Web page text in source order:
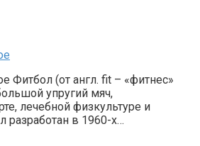
Фитбол (от англ. fit – «фитнес»
упругий мяч,
лечебной физкультуре и
разработан в 1960-х…